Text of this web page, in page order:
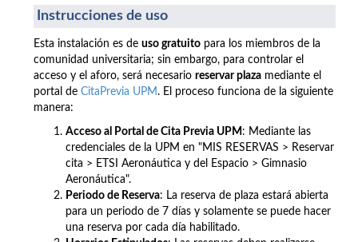
Instrucciones de uso
Esta instalación es de uso gratuito para los miembros de la
comunidad universitaria; sin embargo, para controlar el
acceso y el aforo, será necesario reservar plaza mediante el
portal de CitaPrevia UPM. El proceso funciona de la siguiente
manera:
Acceso al Portal de Cita Previa UPM : Mediante las
credenciales de la UPM en "MIS RESERVAS > Reservar
cita > ETSI Aeronáutica y del Espacio > Gimnasio
Aeronáutica".
Periodo de Reserva: La reserva de plaza estará abierta
para un periodo de 7 días y solamente se puede hacer
una reserva por cada día habilitado.